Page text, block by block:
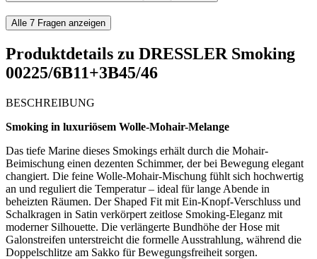
Alle 7 Fragen anzeigen
Produktdetails zu DRESSLER Smoking
00225/6B11+3B45/46
BESCHREIBUNG
Smoking in luxuriösem Wolle-Mohair-Melange
Das tiefe Marine dieses Smokings erhält durch die Mohair-
Beimischung einen dezenten Schimmer, der bei Bewegung elegant
changiert. Die feine Wolle-Mohair-Mischung fühlt sich hochwertig
an und reguliert die Temperatur – ideal für lange Abende in
beheizten Räumen. Der Shaped Fit mit Ein-Knopf-Verschluss und
Schalkragen in Satin verkörpert zeitlose Smoking-Eleganz mit
moderner Silhouette. Die verlängerte Bundhöhe der Hose mit
Galonstreifen unterstreicht die formelle Ausstrahlung, während die
Doppelschlitze am Sakko für Bewegungsfreiheit sorgen.